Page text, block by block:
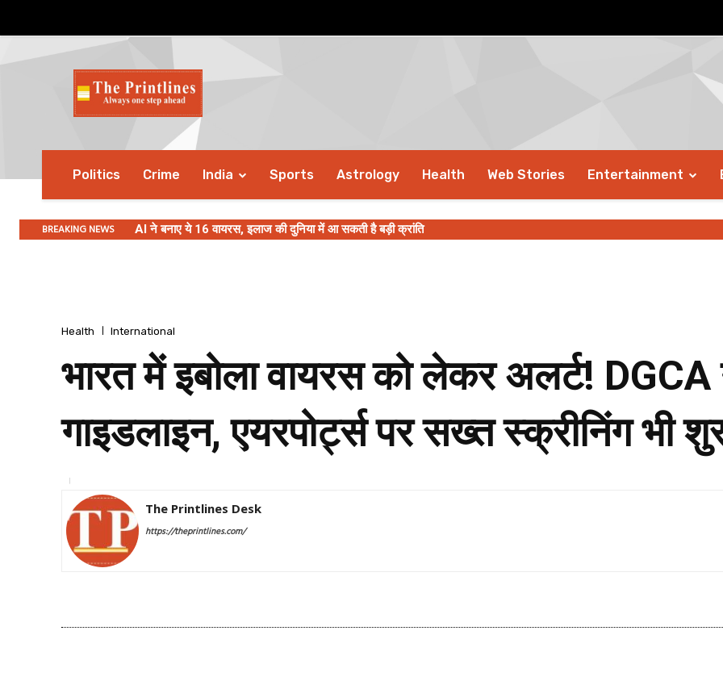
Politics Crime India Sports Astrology Health Web Stories Entertainment
BREAKING NEWS AI ने बनाए ये 16 वायरस, इलाज की दुनिया में आ सकती है बड़ी क्रांति
Health International
भारत में इबोला वायरस को लेकर अलर्ट! DGCA
गाइडलाइन, एयरपोर्ट्स पर सख्त स्क्रीनिंग भी
The Printlines Desk
https://theprintlines.com/